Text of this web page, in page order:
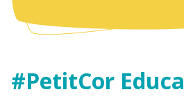
#PetitCor Educa